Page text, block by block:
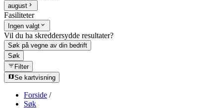
august
Fasiliteter
Ingen valgt
Vil du ha skreddersydde resultater?
Søk på vegne av din bedrift
Søk
Filter
Se kartvisning
Forside /
Søk